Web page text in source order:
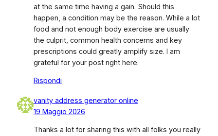
at the same time having a gain. Should this
happen, a condition may be the reason. While a lot
food and not enough body exercise are usually
the culprit, common health concerns and key
prescriptions could greatly amplify size. I am
grateful for your post right here.
Rispondi
vanity address generator online
19 Maggio 2026
Thanks a lot for sharing this with all folks you really